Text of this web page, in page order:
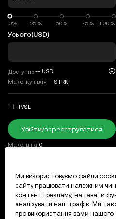
0% 25% 50% 75% 100%
0%
Усього(USD)
Доступно-- USD
Макс. купівля -- STRK
TP/SL
Увійти/зареєструватися
Макс. ціна 0
Відкриті ордери Історія
Ми використовуємо файли
сайту працювати належним
контент і рекламу, надавати
аналізувати наш трафік. Ми
про використання вами